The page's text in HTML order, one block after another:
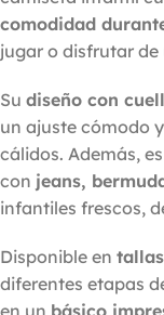
comodidad
jugar o disfrutar de
Su diseño con
un ajuste cómodo
cálidos. Además,
con jeans,
infantiles frescos,
Disponible en
diferentes etapas
en un básico